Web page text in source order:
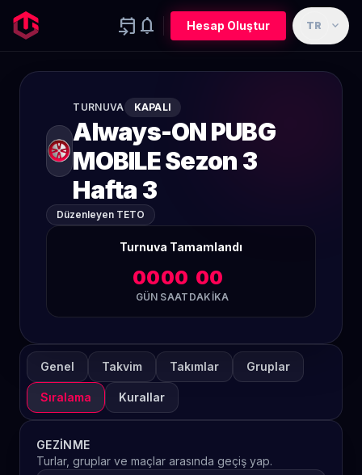
event_upcoming notifications Hesap Oluştur TR expand_more
TURNUVA KAPALI
Always-ON PUBG
MOBILE Sezon 3
Hafta 3
Düzenleyen TETO
Turnuva Tamamlandı
00
GÜN
00
SAAT
00
DAKIKA
Genel Takvim Takımlar Gruplar
Sıralama Kurallar
GEZINME
Turlar, gruplar ve maçlar arasında geçiş yap.